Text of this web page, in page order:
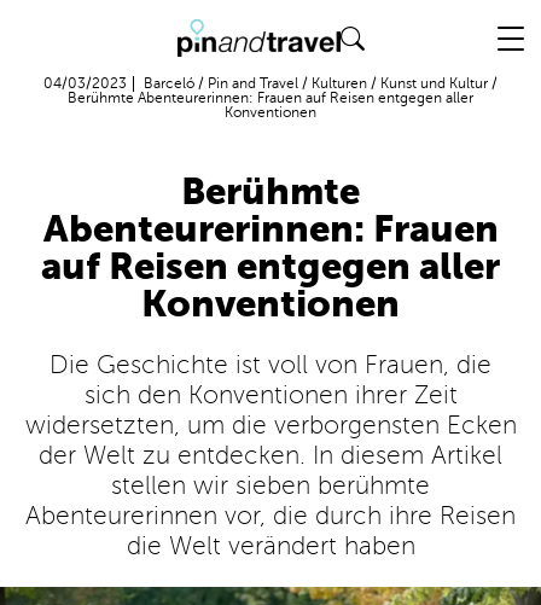
04/03/2023 Barceló / Pin and Travel / Kulturen / Kunst und Kultur /
Berühmte Abenteurerinnen: Frauen auf Reisen entgegen aller
Konventionen
Berühmte
Abenteurerinnen: Frauen
auf Reisen entgegen aller
Konventionen
Die Geschichte ist voll von Frauen, die
sich den Konventionen ihrer Zeit
widersetzten, um die verborgensten Ecken
der Welt zu entdecken. In diesem Artikel
stellen wir sieben berühmte
Abenteurerinnen vor, die durch ihre Reisen
die Welt verändert haben